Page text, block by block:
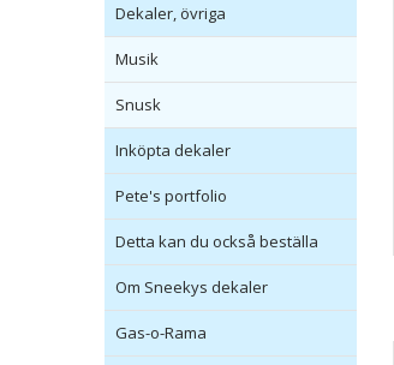
Dekaler, övriga
Musik
Snusk
Inköpta dekaler
Pete's portfolio
Detta kan du också beställa
Om Sneekys dekaler
Gas-o-Rama